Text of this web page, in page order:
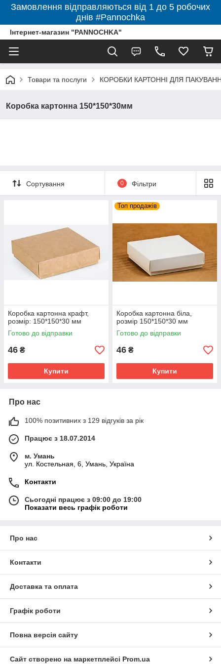
Замовлення відправляються від 1 до 5 робочих
днів #Pannochka
Інтернет-магазин "PANNOCHKA"
Товари та послуги КОРОБКИ КАРТОННІ ДЛЯ ПАКУВАННЯ
Коробка картонна 150*150*30мм
Сортування 0 Фільтри
Коробка картонна крафт,
розмір: 150*150*30 мм
Готово до відправки
46 ₴
Купити
Топ продажів
Коробка картонна біла,
розмір 150*150*30 мм
Готово до відправки
46 ₴
Купити
Про нас
100% позитивних з 129 відгуків за рік
Працює з 18.07.2014
м. Умань
ул. Костельная, 6, Умань, Україна
Контакти
Сьогодні працює з 09:00 до 19:00
Показати весь графік роботи
Про нас
Контакти
Доставка та оплата
Графік роботи
Повна версія сайту
Сайт створено на маркетплейсі Prom.ua